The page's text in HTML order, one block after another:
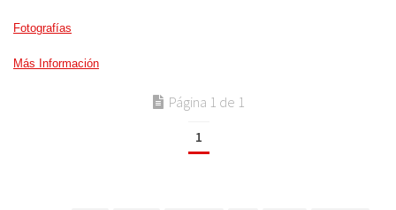
Fotografías
Más Información
Página 1 de 1
1